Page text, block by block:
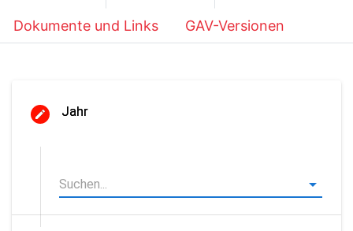
Dokumente und Links GAV-Versionen
Jahr